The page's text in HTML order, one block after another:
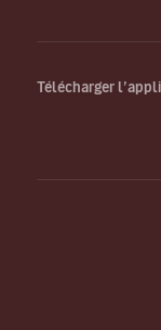
Télécharger